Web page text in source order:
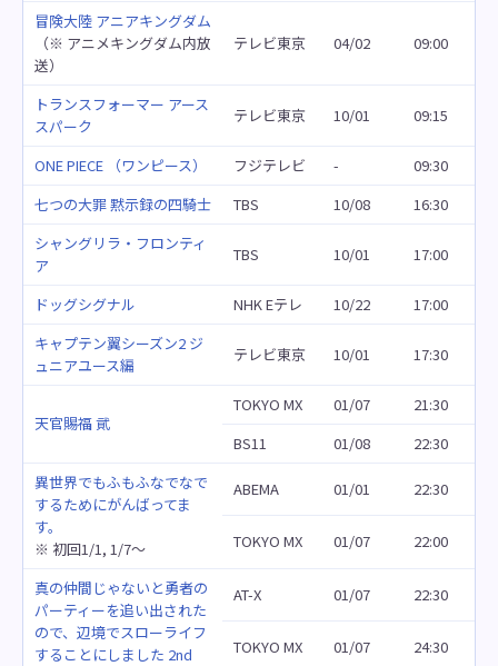
冒険大陸 アニアキングダム
（※ アニメキングダム内放
送）
テレビ東京 04/02 09:00
トランスフォーマー アース
スパーク
テレビ東京 10/01 09:15
ONE PIECE （ワンピース） フジテレビ -
09:30
七つの大罪 黙示録の四騎士
TBS 10/08
16:30
シャングリラ・フロンティ
ア
TBS 10/01 17:00
ドッグシグナル NHK Eテレ 10/22
17:00
キャプテン翼シーズン2 ジ
ュニアユース編
テレビ東京 10/01 17:30
天官賜福 貮
TOKYO MX 01/07
21:30
BS11
01/08
22:30
異世界でもふもふなでなで
するためにがんばってま
す。
※ 初回1/1, 1/7～
ABEMA 01/01 22:30
TOKYO MX 01/07 22:00
真の仲間じゃないと勇者の
パーティーを追い出された
ので、辺境でスローライフ
することにしました 2nd
AT-X 01/07 22:30
TOKYO MX 01/07 24:30